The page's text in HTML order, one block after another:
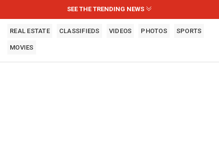
SEE THE TRENDING NEWS
REAL ESTATE CLASSIFIEDS VIDEOS PHOTOS SPORTS
MOVIES